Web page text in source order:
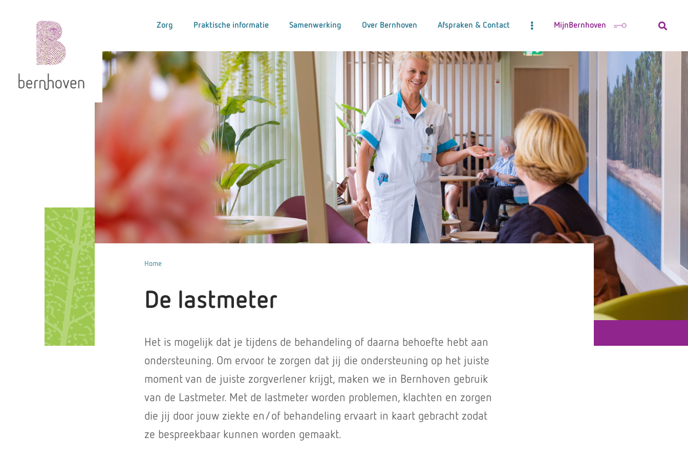
Zorg Praktische informatie Samenwerking Over Bernhoven Afspraken & Contact MijnBernhoven
Home
De lastmeter
Het is mogelijk dat je tijdens de behandeling of daarna behoefte hebt aan
ondersteuning. Om ervoor te zorgen dat jij die ondersteuning op het juiste
moment van de juiste zorgverlener krijgt, maken we in Bernhoven gebruik
van de Lastmeter. Met de lastmeter worden problemen, klachten en zorgen
die jij door jouw ziekte en/of behandeling ervaart in kaart gebracht zodat
ze bespreekbaar kunnen worden gemaakt.